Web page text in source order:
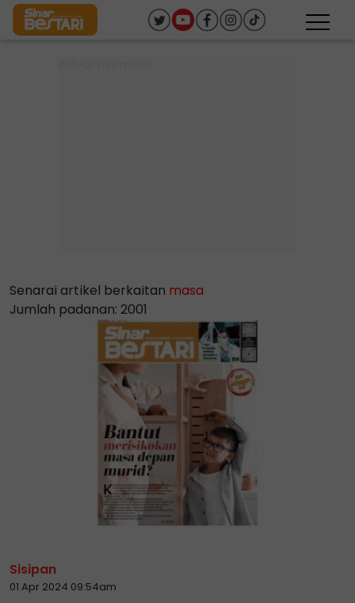
Senarai artikel berkaitan masa
Jumlah padanan: 2001
Sisipan
01 Apr 2024 09:54am